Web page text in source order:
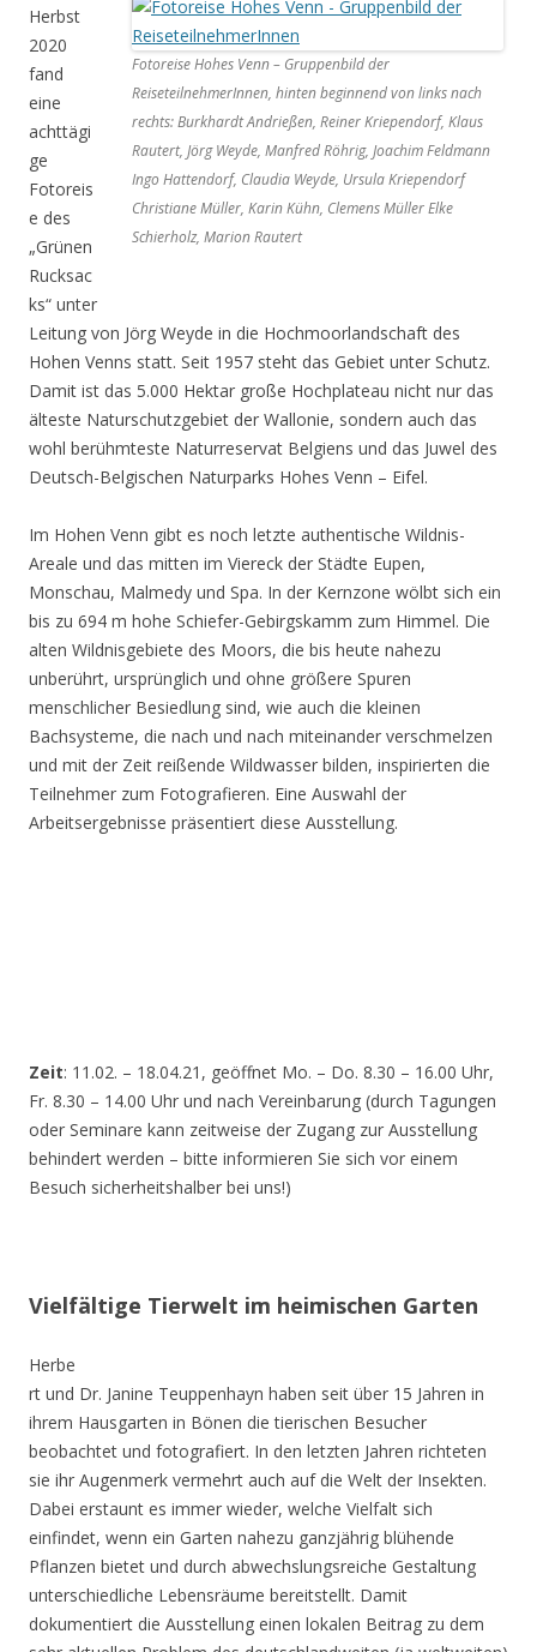
Fotoreise Hohes Venn – Gruppenbild der
ReiseteilnehmerInnen, hinten beginnend von links nach
rechts: Burkhardt Andrießen, Reiner Kriependorf, Klaus
Rautert, Jörg Weyde, Manfred Röhrig, Joachim Feldmann
Ingo Hattendorf, Claudia Weyde, Ursula Kriependorf
Christiane Müller, Karin Kühn, Clemens Müller Elke
Schierholz, Marion Rautert
Herbst
2020
fand
eine
achttägi
ge
Fotoreis
e des
„Grünen
Rucksac
ks“ unter
Leitung von Jörg Weyde in die Hochmoorlandschaft des
Hohen Venns statt. Seit 1957 steht das Gebiet unter Schutz.
Damit ist das 5.000 Hektar große Hochplateau nicht nur das
älteste Naturschutzgebiet der Wallonie, sondern auch das
wohl berühmteste Naturreservat Belgiens und das Juwel des
Deutsch-Belgischen Naturparks Hohes Venn – Eifel.
Im Hohen Venn gibt es noch letzte authentische Wildnis-
Areale und das mitten im Viereck der Städte Eupen,
Monschau, Malmedy und Spa. In der Kernzone wölbt sich ein
bis zu 694 m hohe Schiefer-Gebirgskamm zum Himmel. Die
alten Wildnisgebiete des Moors, die bis heute nahezu
unberührt, ursprünglich und ohne größere Spuren
menschlicher Besiedlung sind, wie auch die kleinen
Bachsysteme, die nach und nach miteinander verschmelzen
und mit der Zeit reißende Wildwasser bilden, inspirierten die
Teilnehmer zum Fotografieren. Eine Auswahl der
Arbeitsergebnisse präsentiert diese Ausstellung.
Zeit: 11.02. – 18.04.21, geöffnet Mo. – Do. 8.30 – 16.00 Uhr,
Fr. 8.30 – 14.00 Uhr und nach Vereinbarung (durch Tagungen
oder Seminare kann zeitweise der Zugang zur Ausstellung
behindert werden – bitte informieren Sie sich vor einem
Besuch sicherheitshalber bei uns!)
Vielfältige Tierwelt im heimischen Garten
Herbe
rt und Dr. Janine Teuppenhayn haben seit über 15 Jahren in
ihrem Hausgarten in Bönen die tierischen Besucher
beobachtet und fotografiert. In den letzten Jahren richteten
sie ihr Augenmerk vermehrt auch auf die Welt der Insekten.
Dabei erstaunt es immer wieder, welche Vielfalt sich
einfindet, wenn ein Garten nahezu ganzjährig blühende
Pflanzen bietet und durch abwechslungsreiche Gestaltung
unterschiedliche Lebensräume bereitstellt. Damit
dokumentiert die Ausstellung einen lokalen Beitrag zu dem